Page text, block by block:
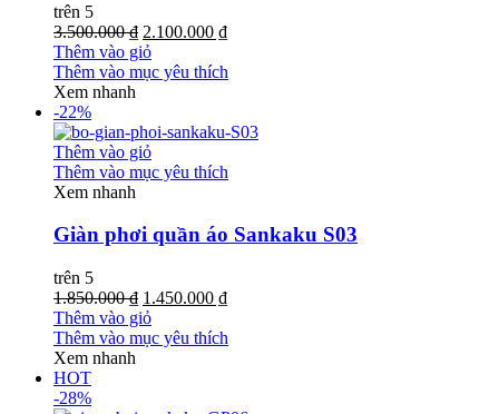
trên 5
3.500.000 ₫ 2.100.000 ₫
Thêm vào giỏ
Thêm vào mục yêu thích
Xem nhanh
-22%
Thêm vào giỏ
Thêm vào mục yêu thích
Xem nhanh
Giàn phơi quần áo Sankaku S03
trên 5
1.850.000 ₫ 1.450.000 ₫
Thêm vào giỏ
Thêm vào mục yêu thích
Xem nhanh
HOT
-28%